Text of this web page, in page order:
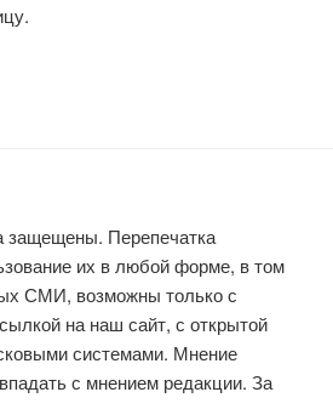
защещены. Перепечатка
их в любой форме, в том
СМИ, возможны только с
на наш сайт, с открытой
системами. Мнение
с мнением редакции. За